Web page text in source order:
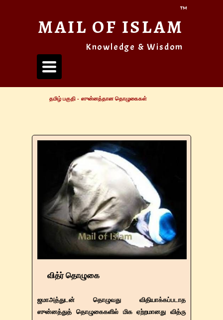
Toggle
navigation
MAIL OF ISLAM
™
Knowledge & Wisdom
வித்ர் தொழுகை
ஜமாஅத்துடன் தொழுவது விதியாக்கப்படாத
ஸுன்னத்துத் தொழுகைகளில் மிக ஏற்றமானது வித்ரு
தமிழ் பகுதி - ஸுன்னத்தான தொழுகைகள்